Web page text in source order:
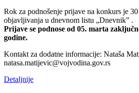
Rok za podnošenje prijave na konkurs je 30
objavljivanja u dnevnom listu „Dnevnik” .
Prijave se podnose od 05. marta
godine.
Kontakt za dodatne informacije: Nataša
natasa.matijevic@vojvodina.gov.rs
Detaljnije